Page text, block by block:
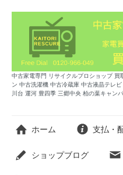
中古家電専門 リサイクルプロショップ 買
ン 中古洗濯機 中古冷蔵庫 中古液晶テレ
川台 運河 豊四季 三郷中央 柏の葉キャン
ホーム 支払・
ショップブログ